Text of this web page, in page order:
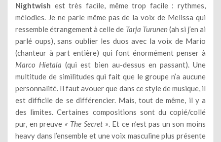
Nightwish est très facile, même trop facile : rythmes,
mélodies. Je ne parle même pas de la voix de Melissa qui
ressemble étrangement à celle de Tarja Turunen(ah si j’en ai
parlé oups), sans oublier les duos avec la voix de Mario
(chanteur à part entière) qui font énormément penser à
Marco Hietala (qui est bien au-dessus en passant). Une
multitude de similitudes qui fait que le groupe n’a aucune
personnalité. Il faut avouer que dans ce style de musique, il
est difficile de se différencier. Mais, tout de même, il y a
des limites. Certaines compositions sont du copié/collé
pur, en preuve « The Secret ». Et ce n’est pas un son moins
heavy dans l’ensemble et une voix masculine plus présente